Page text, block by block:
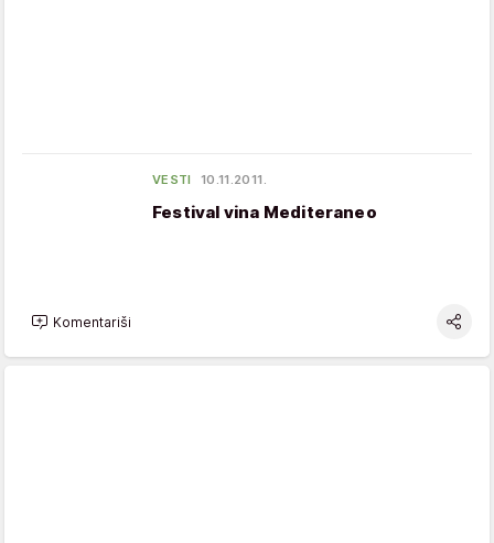
VESTI 10.11.2011.
Festival vina Mediteraneo
Komentariši